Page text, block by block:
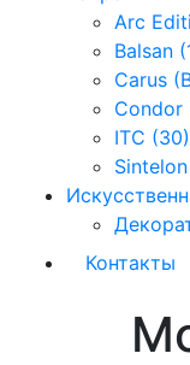
Arc
Balsan
Carus
Condor
ITC (30)
Контакты